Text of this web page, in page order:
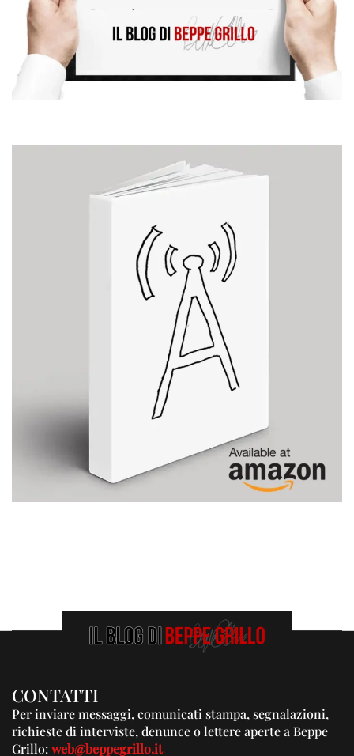
CONTATTI
Per inviare messaggi, comunicati stampa, segnalazioni,
richieste di interviste, denunce o lettere aperte a Beppe
Grillo:web@beppegrillo.it